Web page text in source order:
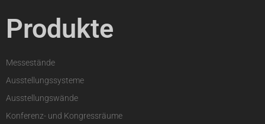
Produkte
Messestände
Ausstellungssysteme
Ausstellungswände
Konferenz- und Kongressräume